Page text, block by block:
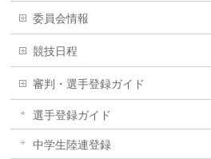
委員会情報
競技日程
審判・選手登録ガイド
選手登録ガイド
中学生陸連登録